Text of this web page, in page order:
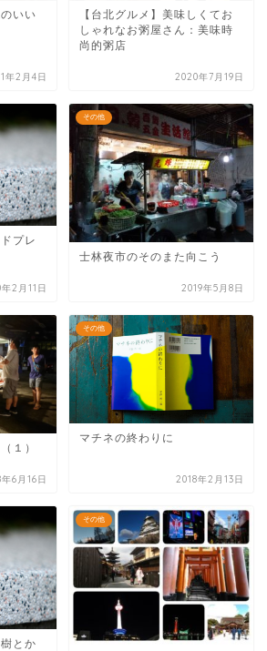
いい
年2月4日
【台北グルメ】美味しくてお
しゃれなお粥屋さん：美味時
尚的粥店
2020年7月19日
プレ
2月11日
その他
士林夜市のそのまた向こう
2019年5月8日
１）
6月16日
その他
マチネの終わりに
2018年2月13日
とか
その他